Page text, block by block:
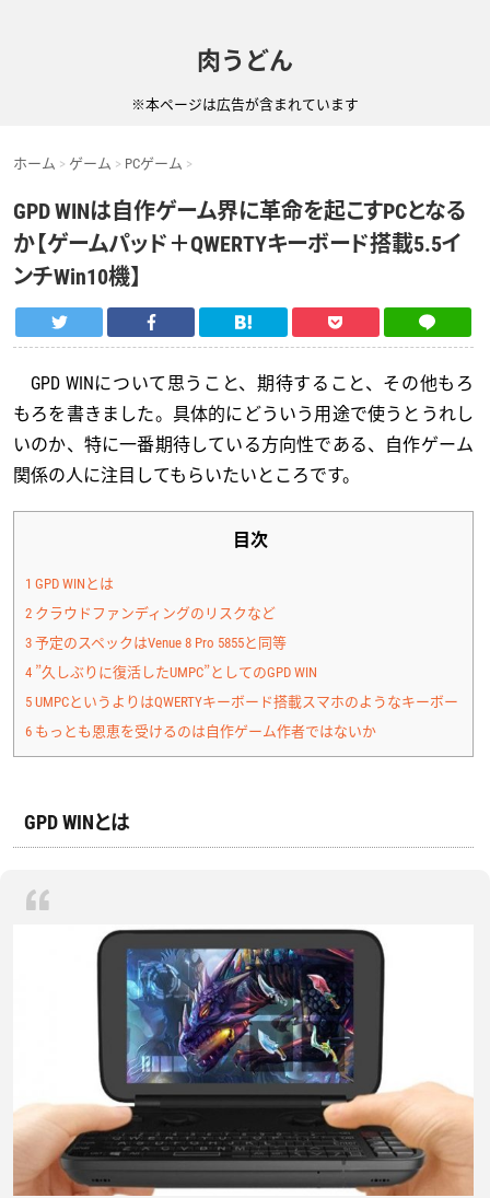
肉うどん
※本ページは広告が含まれています
ホーム ゲーム PCゲーム
GPD WINは自作ゲーム界に革命を起こすPCとなる
か【ゲームパッド＋QWERTYキーボード搭載5.5イ
ンチWin10機】
GPD WINについて思うこと、期待すること、その他もろ
もろを書きました。具体的にどういう用途で使うとうれし
いのか、特に一番期待している方向性である、自作ゲーム
関係の人に注目してもらいたいところです。
目次
1 GPD WINとは
2 クラウドファンディングのリスクなど
3予定のスペックはVenue 8 Pro 5855と同等
4 ”久しぶりに復活したUMPC”としてのGPD WIN
5UMPCというよりはQWERTYキーボード搭載スマホのようなキーボード
6 もっとも恩恵を受けるのは自作ゲーム作者ではないか
GPD WINとは